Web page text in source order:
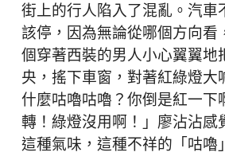
街上的行人陷入了混亂。汽車
該停，因為無論從哪個方向看
個穿著西裝的男人小心翼翼地
央，搖下車窗，對著紅綠燈大
什麼咕嚕咕嚕？你倒是紅一下
轉！綠燈沒用啊！」廖沾沾感
這種氣味，這種不祥的「咕嚕